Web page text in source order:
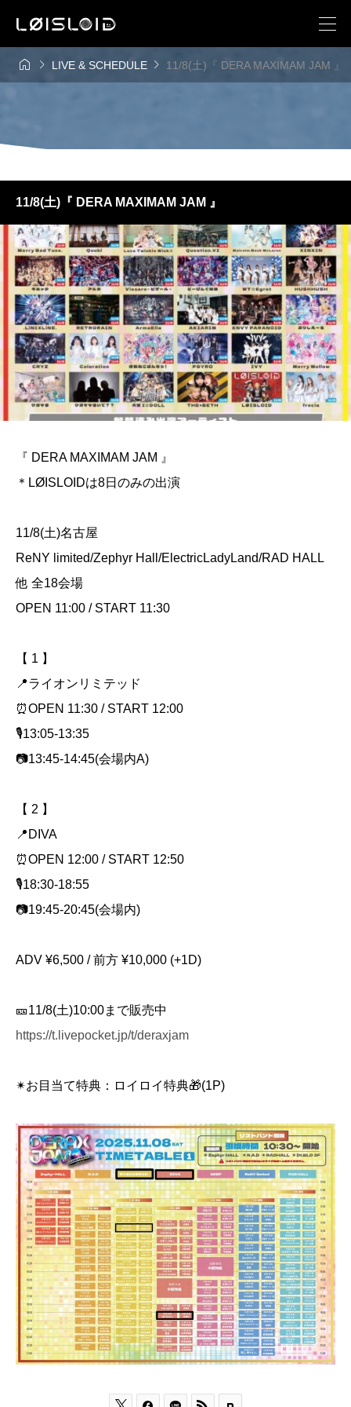
  LIVE & SCHEDULE  11/8(土)『 DERA MAXIMAM JAM 』
11/8(土)『 DERA MAXIMAM JAM 』
『 DERA MAXIMAM JAM 』
＊LØISLOIDは8日のみの出演
11/8(土)名古屋
ReNY limited/Zephyr Hall/ElectricLadyLand/RAD HALL
他 全18会場
OPEN 11:00 / START 11:30
【 1 】
📍ライオンリミテッド
⏰OPEN 11:30 / START 12:00
🎙️13:05-13:35
📷13:45-14:45(会場内A)
【 2 】
📍DIVA
⏰OPEN 12:00 / START 12:50
🎙️18:30-18:55
📷19:45-20:45(会場内)
ADV ¥6,500 / 前方 ¥10,000 (+1D)
🎫11/8(土)10:00まで販売中
https://t.livepocket.jp/t/deraxjam
✴︎お目当て特典：ロイロイ特典🎁(1P)